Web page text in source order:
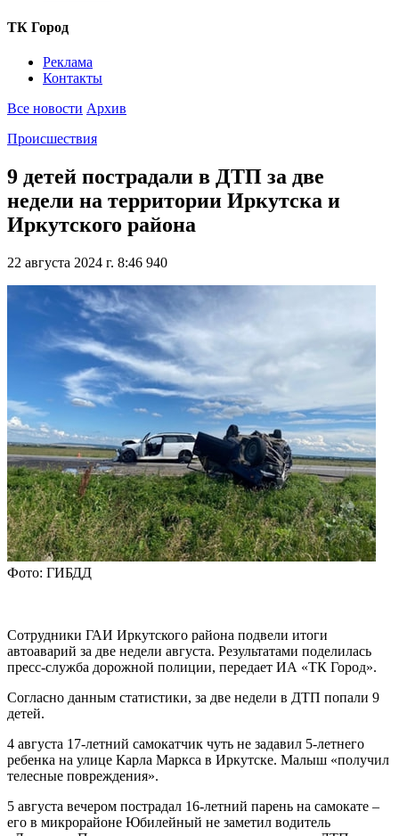
ТК Город
Реклама
Контакты
Все новости Архив
Происшествия
9 детей пострадали в ДТП за две
недели на территории Иркутска и
Иркутского района
22 августа 2024 г. 8:46 940
Фото: ГИБДД
Сотрудники ГАИ Иркутского района подвели итоги
автоаварий за две недели августа. Результатами поделилась
пресс-служба дорожной полиции, передает ИА «ТК Город».
Согласно данным статистики, за две недели в ДТП попали 9
детей.
4 августа 17-летний самокатчик чуть не задавил 5-летнего
ребенка на улице Карла Маркса в Иркутске. Малыш «получил
телесные повреждения».
5 августа вечером пострадал 16-летний парень на самокате –
его в микрорайоне Юбилейный не заметил водитель